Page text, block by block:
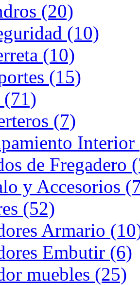
(20)
(10)
(10)
(15)
(71)
(7)
Interior
de Fregadero
y Accesorios
(52)
Armario
Embutir (6)
muebles (25)